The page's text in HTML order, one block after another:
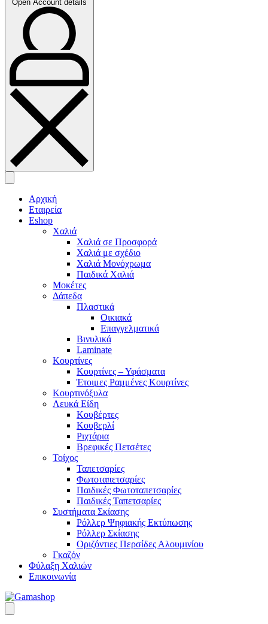
Open Account details
Αρχική
Εταιρεία
Eshop
Χαλιά
Χαλιά σε Προσφορά
Χαλιά με σχέδιο
Χαλιά Μονόχρωμα
Παιδικά Χαλιά
Μοκέτες
Δάπεδα
Πλαστικά
Οικιακά
Επαγγελματικά
Βινυλικά
Laminate
Κουρτίνες
Κουρτίνες – Υφάσματα
Έτοιμες Ραμμένες Κουρτίνες
Κουρτινόξυλα
Λευκά Είδη
Κουβέρτες
Κουβερλί
Ριχτάρια
Βρεφικές Πετσέτες
Τοίχος
Ταπετσαρίες
Φωτοταπετσαρίες
Παιδικές Φωτοταπετσαρίες
Παιδικές Ταπετσαρίες
Συστήματα Σκίασης
Ρόλλερ Ψηφιακής Εκτύπωσης
Ρόλλερ Σκίασης
Οριζόντιες Περσίδες Αλουμινίου
Γκαζόν
Φύλαξη Χαλιών
Επικοινωνία